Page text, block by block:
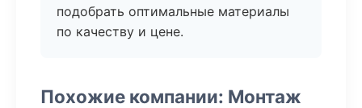
подобрать оптимальные материалы
по качеству и цене.
Похожие компании: Монтаж